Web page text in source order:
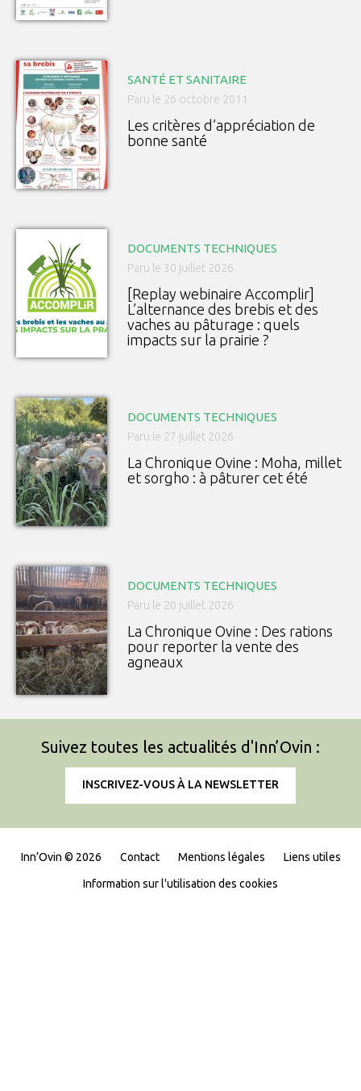
SANTÉ ET SANITAIRE
Paru le 26 octobre 2011
Les critères d’appréciation de
bonne santé
DOCUMENTS TECHNIQUES
Paru le 30 juillet 2026
[Replay webinaire Accomplir]
L’alternance des brebis et des
vaches au pâturage : quels
impacts sur la prairie ?
DOCUMENTS TECHNIQUES
Paru le 27 juillet 2026
La Chronique Ovine : Moha, millet
et sorgho : à pâturer cet été
DOCUMENTS TECHNIQUES
Paru le 20 juillet 2026
La Chronique Ovine : Des rations
pour reporter la vente des
agneaux
Suivez toutes les actualités d'Inn’Ovin :
INSCRIVEZ-VOUS À LA NEWSLETTER
Inn’Ovin © 2026 Contact Mentions légales Liens utiles
Information sur l'utilisation des cookies